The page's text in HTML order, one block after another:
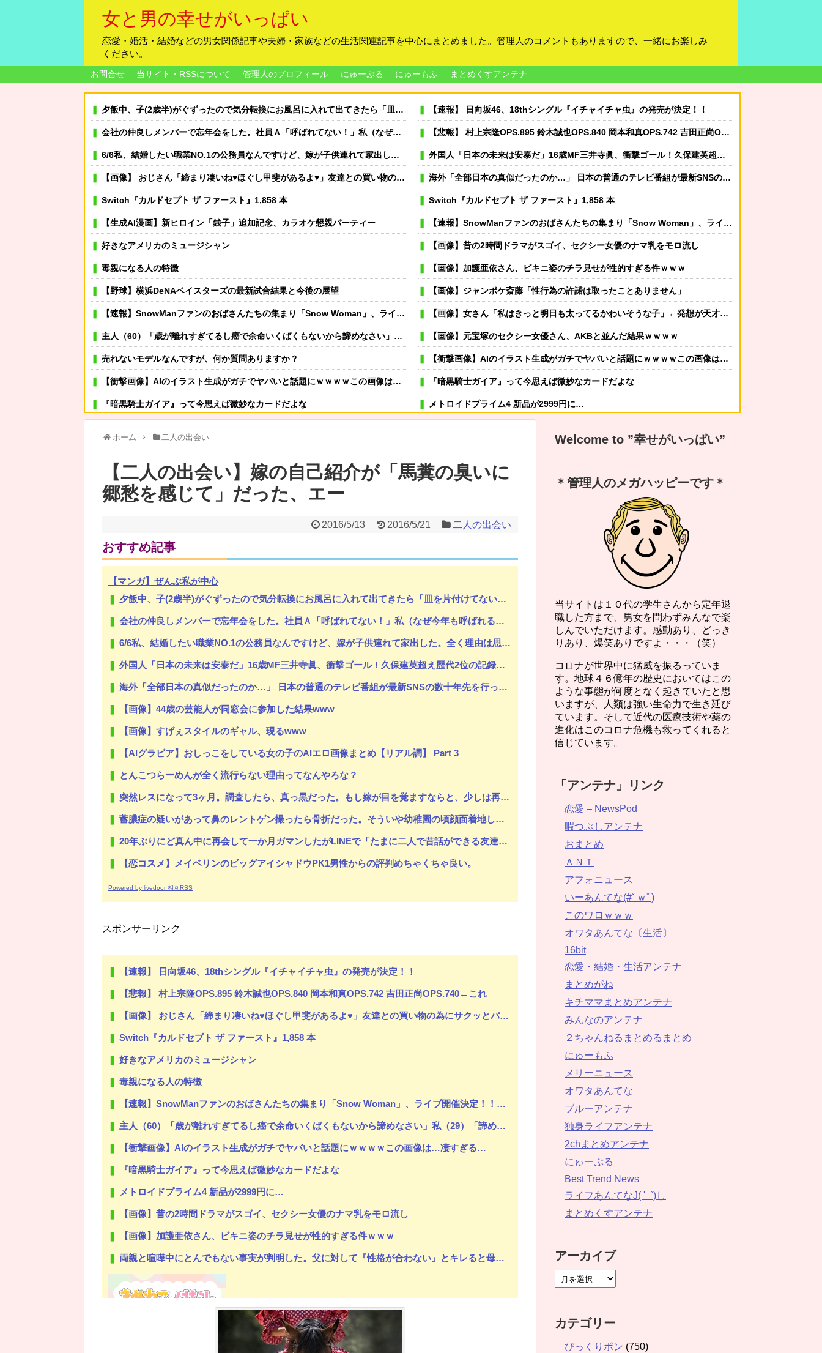
女と男の幸せがいっぱい
恋愛・婚活・結婚などの男女関係記事や夫婦・家族などの生活関連記事を中心にまとめました。管理人のコメントもありますので、一緒にお楽しみ
ください。
お問合せ 当サイト・RSSについて 管理人のプロフィール にゅーぷる にゅーもふ まとめくすアンテナ
夕飯中、子(2歳半)がぐずったので気分転換にお風呂に入れて出てきたら「皿を片付けてないでしょ！義祖母が洗ったんだけど！？なめてるの？バカにしてるの？」と言われた…
会社の仲良しメンバーで忘年会をした。社員Ａ「呼ばれてない！」私（なぜ今年も呼ばれると思うのか…）→ Ａは『食べ物』になると豹変・・・
6/6私、結婚したい職業NO.1の公務員なんですけど、嫁が子供連れて家出した。全く理由は思いつかないけど強いてあげるとすれば母のせいかもしれない。嫁のせいでアトピー悪化しそう→
【画像】 おじさん「締まり凄いね♥ほぐし甲斐があるよ♥」友達との買い物の為にサクッとパパ活する女さん
Switch『カルドセプト ザ ファースト』1,858 本
【生成AI漫画】新ヒロイン「銭子」追加記念、カラオケ懇親パーティー
好きなアメリカのミュージシャン
毒親になる人の特徴
【野球】横浜DeNAベイスターズの最新試合結果と今後の展望
【速報】SnowManファンのおばさんたちの集まり「Snow Woman」、ライブ開催決定！！（※動画あり）
主人（60）「歳が離れすぎてるし癌で余命いくばくもないから諦めなさい」私（29）「諦めない！」結婚したその年に主人は亡くなり、葬儀で主人の子供たちに初めて会った
売れないモデルなんですが、何か質問ありますか？
【衝撃画像】AIのイラスト生成がガチでヤバいと話題にｗｗｗｗこの画像は…凄すぎる…
『暗黒騎士ガイア』って今思えば微妙なカードだよな
その店には腕のいいバーテンダーがいた。このグラスに１杯たのむよ→彼の見事なテクニックはこちらです…
【悲劇】嫁と駆け落ちしたけど体調崩して元サヤ希望…そりゃないわwww
知的障がい者、ワールドカップで歌自慢が中止になってぶちギレ発狂親を殴りまくり大暴れwww
【速報】 日向坂46、18thシングル『イチャイチャ虫』の発売が決定！！
【悲報】 村上宗隆OPS.895 鈴木誠也OPS.840 岡本和真OPS.742 吉田正尚OPS.740←これ
外国人「日本の未来は安泰だ」16歳MF三井寺眞、衝撃ゴール！久保建英超え歴代2位の記録！3得点に絡む活躍で海外絶賛！【海外の反応】
海外「全部日本の真似だったのか…」 日本の普通のテレビ番組が最新SNSの数十年先を行っていたと話題に
Switch『カルドセプト ザ ファースト』1,858 本
【速報】SnowManファンのおばさんたちの集まり「Snow Woman」、ライブ開催決定！！（※動画あり）
【画像】昔の2時間ドラマがスゴイ、セクシー女優のナマ乳をモロ流し
【画像】加護亜依さん、ビキニ姿のチラ見せが性的すぎる件ｗｗｗ
【画像】ジャンポケ斎藤「性行為の許諾は取ったことありません」
【画像】女さん「私はきっと明日も太ってるかわいそうな子」←発想が天才すぎるｗｗｗ 【Pickup07091617】
【画像】元宝塚のセクシー女優さん、AKBと並んだ結果ｗｗｗｗ
【衝撃画像】AIのイラスト生成がガチでヤバいと話題にｗｗｗｗこの画像は…凄すぎる…
『暗黒騎士ガイア』って今思えば微妙なカードだよな
メトロイドプライム4 新品が2999円に…
薬剤師「なんでジェネリック嫌なんですか？ｗ 先発品と全く同じですよ？w」
虐待されて育った私にウトメ「子供を産んだらご両親への感謝の気持ちも湧いてきたでしょ。いい加減に意地貼るの止めて仲直りしなさい 」【中編】
嫁が風呂入ってる間に子供と寝室に行って俺だけ寝落ちしたら嫁から「子供あんなに泣いてたのによく寝てられんな…」って恨み節がメッセージで来てた
ホーム 二人の出会い
【二人の出会い】嫁の自己紹介が「馬糞の臭いに
郷愁を感じて」だった、エー
2016/5/13 2016/5/21 二人の出会い
おすすめ記事
【マンガ】ぜんぶ私が中心
夕飯中、子(2歳半)がぐずったので気分転換にお風呂に入れて出てきたら「皿を片付けてないでしょ！義祖母が洗ったんだけど！？なめてるの？バカにしてるの？」と言われた…
会社の仲良しメンバーで忘年会をした。社員Ａ「呼ばれてない！」私（なぜ今年も呼ばれると思うのか…）→ Ａは『食べ物』になると豹変・・・
6/6私、結婚したい職業NO.1の公務員なんですけど、嫁が子供連れて家出した。全く理由は思いつかないけど強いてあげるとすれば母のせいかもしれない。嫁のせいでアトピー悪化しそう→
外国人「日本の未来は安泰だ」16歳MF三井寺眞、衝撃ゴール！久保建英超え歴代2位の記録！3得点に絡む活躍で海外絶賛！【海外の反応】
海外「全部日本の真似だったのか…」 日本の普通のテレビ番組が最新SNSの数十年先を行っていたと話題に
【画像】44歳の芸能人が同窓会に参加した結果www
【画像】すげぇスタイルのギャル、現るwww
【AIグラビア】おしっこをしている女の子のAIエロ画像まとめ【リアル調】 Part 3
とんこつらーめんが全く流行らない理由ってなんやろな？
突然レスになって3ヶ月。調査したら、真っ黒だった。もし嫁が目を覚ますならと、少しは再構築もと考えたが八メ撮りの写メを何枚も見て無理だと悟った。だから俺は嫁と間男に制裁を…
蓄膿症の疑いがあって鼻のレントゲン撮ったら骨折だった。そういや幼稚園の頃顔面着地したことがあったが、 母ちゃん当時気づかなかったのかよ・・・
20年ぶりにど真ん中に再会して一か月ガマンしたがLINEで「たまに二人で昔話ができる友達になろう」的なメッセ送信した。昨日まで既読無視
【恋コスメ】メイベリンのビッグアイシャドウPK1男性からの評判めちゃくちゃ良い。
Powered by livedoor 相互RSS
スポンサーリンク
【速報】 日向坂46、18thシングル『イチャイチャ虫』の発売が決定！！
【悲報】 村上宗隆OPS.895 鈴木誠也OPS.840 岡本和真OPS.742 吉田正尚OPS.740←これ
【画像】 おじさん「締まり凄いね♥ほぐし甲斐があるよ♥」友達との買い物の為にサクッとパパ活する女さん
Switch『カルドセプト ザ ファースト』1,858 本
好きなアメリカのミュージシャン
毒親になる人の特徴
【速報】SnowManファンのおばさんたちの集まり「Snow Woman」、ライブ開催決定！！（※動画あり）
主人（60）「歳が離れすぎてるし癌で余命いくばくもないから諦めなさい」私（29）「諦めない！」結婚したその年に主人は亡くなり、葬儀で主人の子供たちに初めて会った
【衝撃画像】AIのイラスト生成がガチでヤバいと話題にｗｗｗｗこの画像は…凄すぎる…
『暗黒騎士ガイア』って今思えば微妙なカードだよな
メトロイドプライム4 新品が2999円に…
【画像】昔の2時間ドラマがスゴイ、セクシー女優のナマ乳をモロ流し
【画像】加護亜依さん、ビキニ姿のチラ見せが性的すぎる件ｗｗｗ
両親と喧嘩中にとんでもない事実が判明した。父に対して『性格が合わない』とキレると母が「こう言い出した」
Welcome to ”幸せがいっぱい”
＊管理人のメガハッピーです＊
当サイトは１０代の学生さんから定年退
職した方まで、男女を問わずみんなで楽
しんでいただけます。感動あり、どっき
りあり、爆笑ありですよ・・・（笑）
コロナが世界中に猛威を振るっていま
す。地球４６億年の歴史においてはこの
ような事態が何度となく起きていたと思
いますが、人類は強い生命力で生き延び
ています。そして近代の医療技術や薬の
進化はこのコロナ危機も救ってくれると
信じています。
「アンテナ」リンク
恋愛 – NewsPod
暇つぶしアンテナ
おまとめ
ＡＮＴ
アフォニュース
いーあんてな(#ﾟｗﾟ)
このワロｗｗｗ
オワタあんてな〔生活〕
16bit
恋愛・結婚・生活アンテナ
まとめがね
キチママまとめアンテナ
みんなのアンテナ
２ちゃんねるまとめるまとめ
にゅーもふ
メリーニュース
オワタあんてな
ブルーアンテナ
独身ライフアンテナ
2chまとめアンテナ
にゅーぷる
Best Trend News
ライフあんてなJ( 'ｰ`)し
まとめくすアンテナ
アーカイブ
カテゴリー
びっくりポン (750)